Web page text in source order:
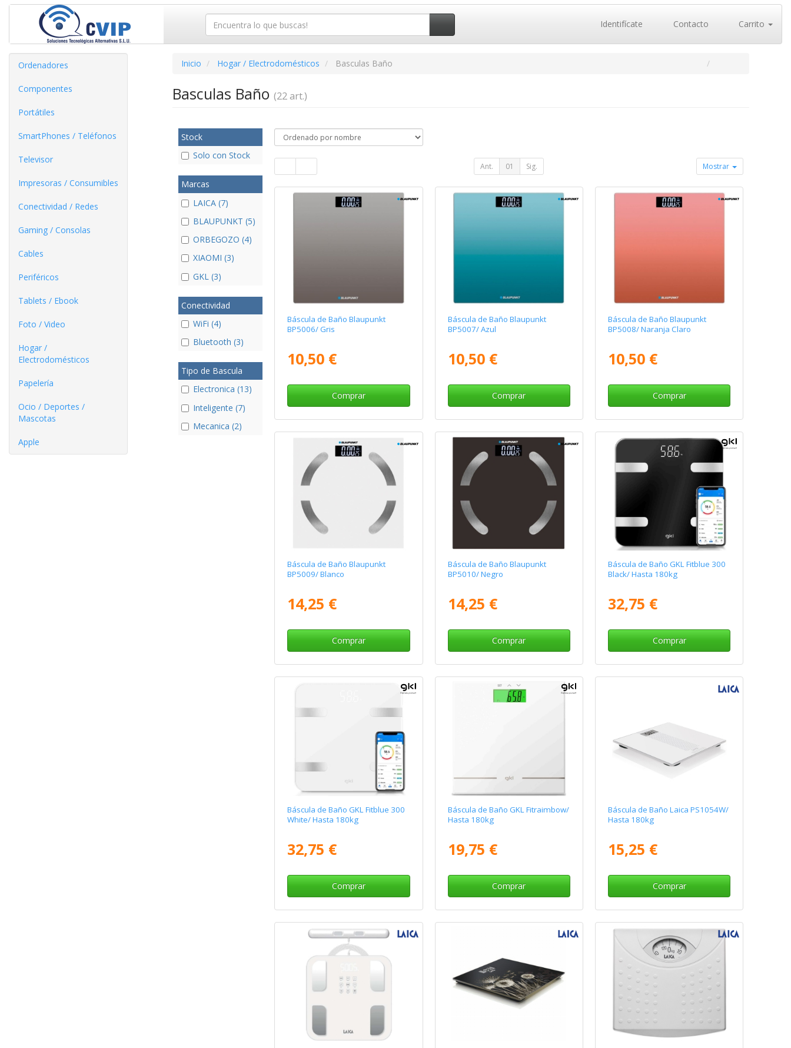
Identifícate Contacto Carrito
Ordenadores
Componentes
Portátiles
SmartPhones / Teléfonos
Televisor
Impresoras / Consumibles
Conectividad / Redes
Gaming / Consolas
Cables
Periféricos
Tablets / Ebook
Foto / Video
Hogar /
Electrodomésticos
Papelería
Ocio / Deportes /
Mascotas
Apple
Inicio Hogar / Electrodomésticos Basculas Baño
Basculas Baño (22 art.)
Stock
Solo con Stock
Marcas
LAICA (7)
BLAUPUNKT (5)
ORBEGOZO (4)
XIAOMI (3)
GKL (3)
Conectividad
WiFi (4)
Bluetooth (3)
Tipo de Bascula
Electronica (13)
Inteligente (7)
Mecanica (2)
Ant. 01 Sig. Mostrar
Báscula de Baño Blaupunkt
BP5006/ Gris
10,50 €
Comprar
Báscula de Baño Blaupunkt
BP5007/ Azul
10,50 €
Comprar
Báscula de Baño Blaupunkt
BP5008/ Naranja Claro
10,50 €
Comprar
Báscula de Baño Blaupunkt
BP5009/ Blanco
14,25 €
Comprar
Báscula de Baño Blaupunkt
BP5010/ Negro
14,25 €
Comprar
Báscula de Baño GKL Fitblue 300
Black/ Hasta 180kg
32,75 €
Comprar
Báscula de Baño GKL Fitblue 300
White/ Hasta 180kg
32,75 €
Comprar
Báscula de Baño GKL Fitraimbow/
Hasta 180kg
19,75 €
Comprar
Báscula de Baño Laica PS1054W/
Hasta 180kg
15,25 €
Comprar